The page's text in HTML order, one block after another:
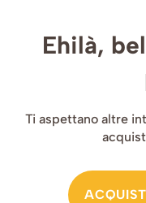
Ehilà,
Ti aspettano altre